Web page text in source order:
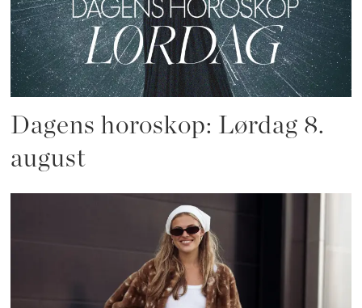
Dagens horoskop: Lørdag 8.
august